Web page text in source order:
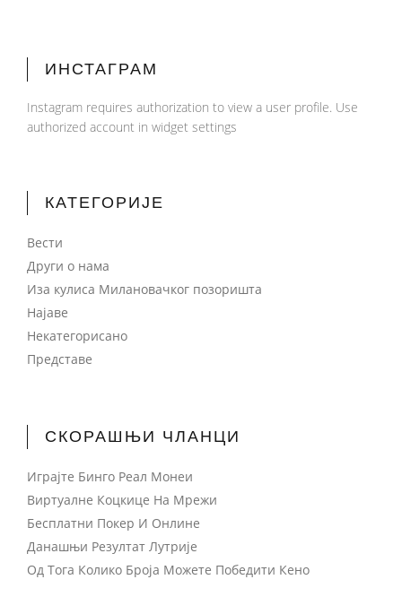
ИНСТАГРАМ
Instagram requires authorization to view a user profile. Use
authorized account in widget settings
КАТЕГОРИЈЕ
Вести
Други о нама
Иза кулиса Милановачког позоришта
Најаве
Некатегорисано
Представе
СКОРАШЊИ ЧЛАНЦИ
Играјте Бинго Реал Монеи
Виртуалне Коцкице На Мрежи
Бесплатни Покер И Онлине
Данашњи Резултат Лутрије
Од Тога Колико Броја Можете Победити Кено